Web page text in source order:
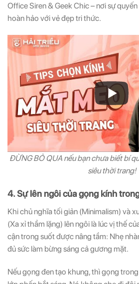
Office Siren & Geek Chic – nơi sự
hoàn hảo với vẻ đẹp tri thức.
ĐỪNG BỎ QUA nếu bạn chưa biết bí
siêu thời trang!
4. Sự lên ngôi của gọng kính
Khi chủ nghĩa tối giản (Minimalism) và
(Xa xỉ thầm lặng) lên ngôi là lúc vị thế
cận trong suốt được nâng tầm: Nhẹ
đủ sức làm bừng sáng cả gương mặt.
Nếu gọng đen tạo khung, thì gọng